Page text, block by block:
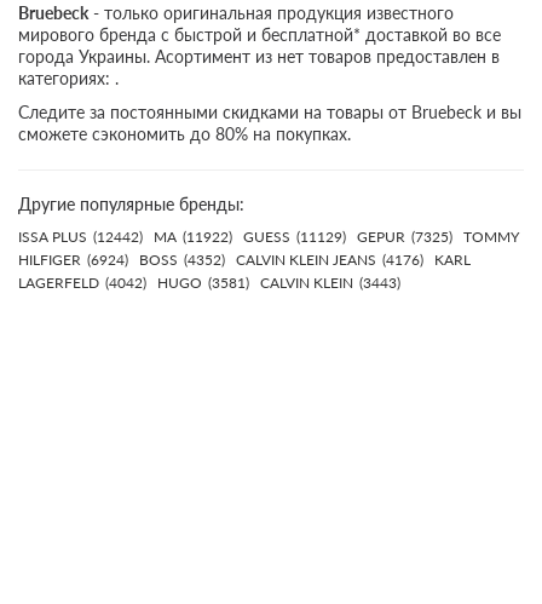
Bruebeck - только оригинальная продукция известного
мирового бренда с быстрой и бесплатной* доставкой во все
города Украины. Асортимент из нет товаров предоставлен в
категориях: .
Следите за постоянными скидками на товары от Bruebeck и вы
сможете сэкономить до 80% на покупках.
Другие популярные бренды:
ISSA PLUS (12442) MA (11922) GUESS (11129) GEPUR (7325) TOMMY
HILFIGER (6924) BOSS (4352) CALVIN KLEIN JEANS (4176)
KARL
LAGERFELD (4042) HUGO (3581) CALVIN KLEIN (3443)